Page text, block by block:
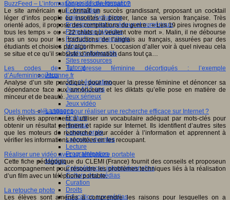
Dispositifs de formation
E- formation
Enjeux et évolutions
Enseignement supérieur et numérique
Formations hybrides
Formation universitaire
Mooc’s
Outils collaboratifs
Sites ressources
Tutorat
Jeux
Jeu et éducation
Jeux 4/12 ans
Jeux sérieux
Jeux vidéo
Langages
Ecriture
Humour
Langue orale
Langues vivantes
Lecture
Programmation
Médias
Compétences informationnelles
Culture des médias
Curation
Droits
Education aux médias
BuzzFeed – L’information en se divertissant ?
Le site américain qui connaît un succès grandissant, proposant un cocktail
léger d’infos people ou insolites à picorer, lance sa version française. Très
orienté ados, il propose des compilations du genre : « Les 19 pires ivrognes de
tous les temps » ou « 22 chats qui veulent votre mort ». Malin, il ne débourse
pas un sou pour les traductions de l’anglais au français, assurées par des
étudiants et choisies par algorithmes. L’occasion d’aller voir à quel niveau cela
se situe et ce qu’il subsiste d’information dans tout ça…
Les codes de la presse féminine décortiqués : l’exemple
d’Aufemininpointconne.fr
Analyse d’un site parodique, pour moquer la presse féminine et dénoncer sa
dépendance face aux annonceurs et les diktats qu’elle pose en matière de
minceur et de beauté.
Quels mots-clés utiliser pour réaliser une recherche efficace sur Internet ?
Les élèves apprennent à utiliser un vocabulaire adéquat par mots-clés pour
obtenir un résultat pertinent et rapide sur Internet. Ils identifient d’autres sites
que les moteurs de recherche pour accéder à l’information et apprennent à
vérifier les informations récoltées en les recoupant.
Réaliser une vidéo avec un téléphone portable
Cette fiche pédagogique du CLEMI (France) fournit des conseils et proposeun
accompagnement pour résoudre les problèmes techniques liés à la réalisation
d’un film avec un téléphone portable.
La retouche photo
Les élèves sont amenés à comprendre les raisons pour lesquelles on a